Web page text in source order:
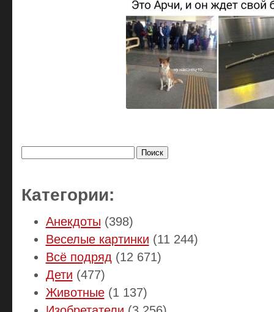
Категории:
Анекдоты (398)
Веселые картинки (11 244)
Всё подряд (12 671)
Дети (477)
Животные(1 137)